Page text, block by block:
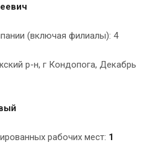
(включая филиалы): 4
р-н, г Кондопога, Декабрь
рабочих мест: 1